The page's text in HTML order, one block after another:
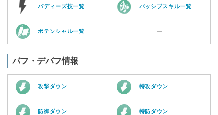
バディーズ技一覧 パッシブスキル一覧
ポテンシャル一覧 ー
バフ・デバフ情報
攻撃ダウン 特攻ダウン
防御ダウン 特防ダウン